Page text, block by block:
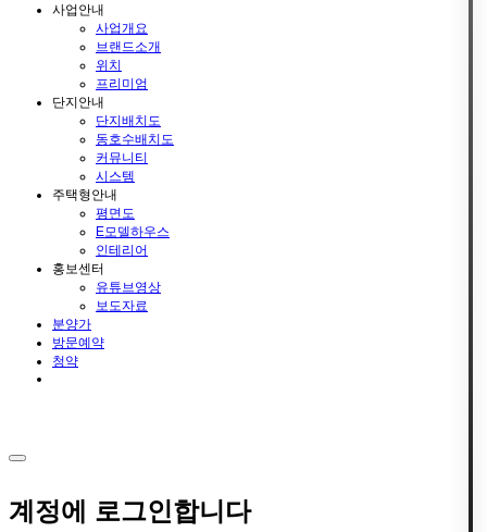
사업안내
사업개요
브랜드소개
위치
프리미엄
단지안내
단지배치도
동호수배치도
커뮤니티
시스템
주택형안내
평면도
E모델하우스
인테리어
홍보센터
유튜브영상
보도자료
분양가
방문예약
청약
계정에 로그인합니다